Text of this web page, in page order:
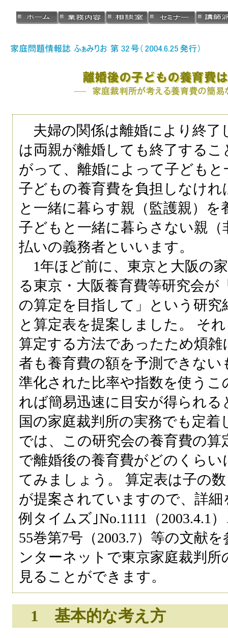
夫婦の関係は離婚により終了
は両親が離婚しても終了する
がって、離婚によって子ども
子どもの養育費を負担しなけ
と一緒に暮らす親（監護親）を
子どもと一緒に暮らさない親（
払いの義務者といいます。
1年ほど前に、東京と大阪の
る東京・大阪養育費等研究会が
の算定を目指して」という研究
と算定表を提案しました。 そ
算定する方法であったため煩雑
者も養育費の額を予測できな
準化された比率や指数を使うこ
れば簡易迅速に目安が得られ
国の家庭裁判所の実務でも定
では、この研究会の養育費の算
で離婚後の養育費がどのくら
てみましょう。 算定表は子の
が提案されていますので、詳
例タイムズ｣No.1111（2003.4.1
55巻第7号（2003.7）等の文献
ンターネットで東京家庭裁判
見ることができます。
1 基本的な考え方